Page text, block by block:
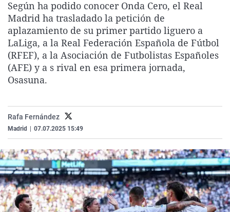
La rosa de los vientos
Gente viajera
Como el perro y el
Caso
Retornados
Equipo de
Operación Viuda
Extremadura
Galicia
La Rioja
Navarra
Virales
Televisión
Elecciones
Según ha podido conocer Onda Cero, el Real
Madrid ha trasladado la petición de
aplazamiento de su primer partido liguero a
LaLiga, a la Real Federación Española de Fútbol
(RFEF), a la Asociación de Futbolistas Españoles
(AFE) y a s rival en esa primera jornada,
Osasuna.
Rafa Fernández
Madrid 07.07.2025 15:49